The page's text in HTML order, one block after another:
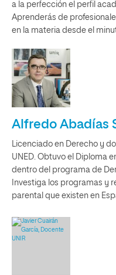
a la perfección el perfil
Aprenderás de
en la materia desde el
Alfredo Abadías
Licenciado en Derecho y
UNED. Obtuvo el Diploma
dentro del programa de
Investiga los programas y
parental que existen en